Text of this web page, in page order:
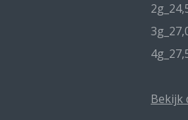
Bekijk